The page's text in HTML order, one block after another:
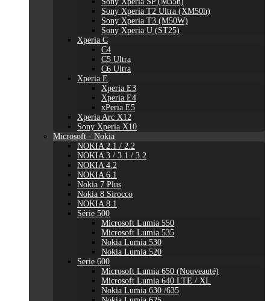
Sony Xperia T2 Ultra (XM50h)
Sony Xperia T3 (M50W)
Sony Xperia U (ST25)
Xperia C
C4
C5 Ultra
C6 Ultra
Xperia E
Xperia E3
Xperia E4
xPeria E5
Xperia Arc X12
Sony Xperia X10
Microsoft - Nokia
NOKIA 2.1 / 2.2
NOKIA 3 / 3.1 / 3.2
NOKIA 4.2
NOKIA 6.1
Nokia 7 Plus
Nokia 8 Sirocco
NOKIA 8.1
Série 500
Microsoft Lumia 550
Microsoft Lumia 535
Nokia Lumia 530
Nokia Lumia 520
Serie 600
Microsoft Lumia 650 (Nouveauté)
Microsoft Lumia 640 LTE / XL
Nokia Lumia 630 /635